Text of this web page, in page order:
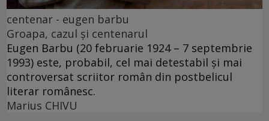
centenar - eugen barbu
Groapa, cazul și centenarul
Eugen Barbu (20 februarie 1924 – 7 septembrie
1993) este, probabil, cel mai detestabil și mai
controversat scriitor român din postbelicul
literar românesc.
Marius CHIVU